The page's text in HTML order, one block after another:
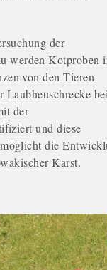
der
werden Kotproben
von den Tieren
der
und diese
die
Karst.